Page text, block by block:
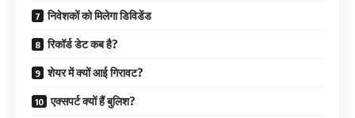
निवेशकों को मिलेगा डिविडेंड
रिकॉर्ड डेट कब है?
शेयर में क्यों आई गिरावट?
एक्सपर्ट क्यों हैं बुलिश?